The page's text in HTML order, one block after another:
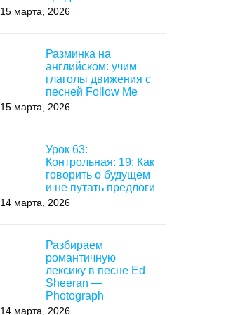
15 марта, 2026
Разминка на
английском: учим
глаголы движения с
песней Follow Me
15 марта, 2026
Урок 63:
Контрольная: 19: Как
говорить о будущем
и не путать предлоги
14 марта, 2026
Разбираем
романтичную
лексику в песне Ed
Sheeran —
Photograph
14 марта, 2026